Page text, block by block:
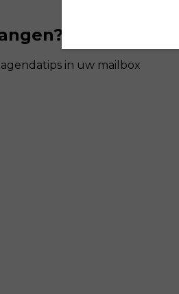
in uw mailbox